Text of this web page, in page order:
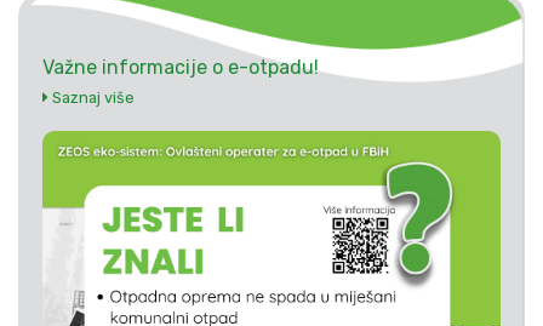
Važne informacije o e-otpadu!
Saznaj više